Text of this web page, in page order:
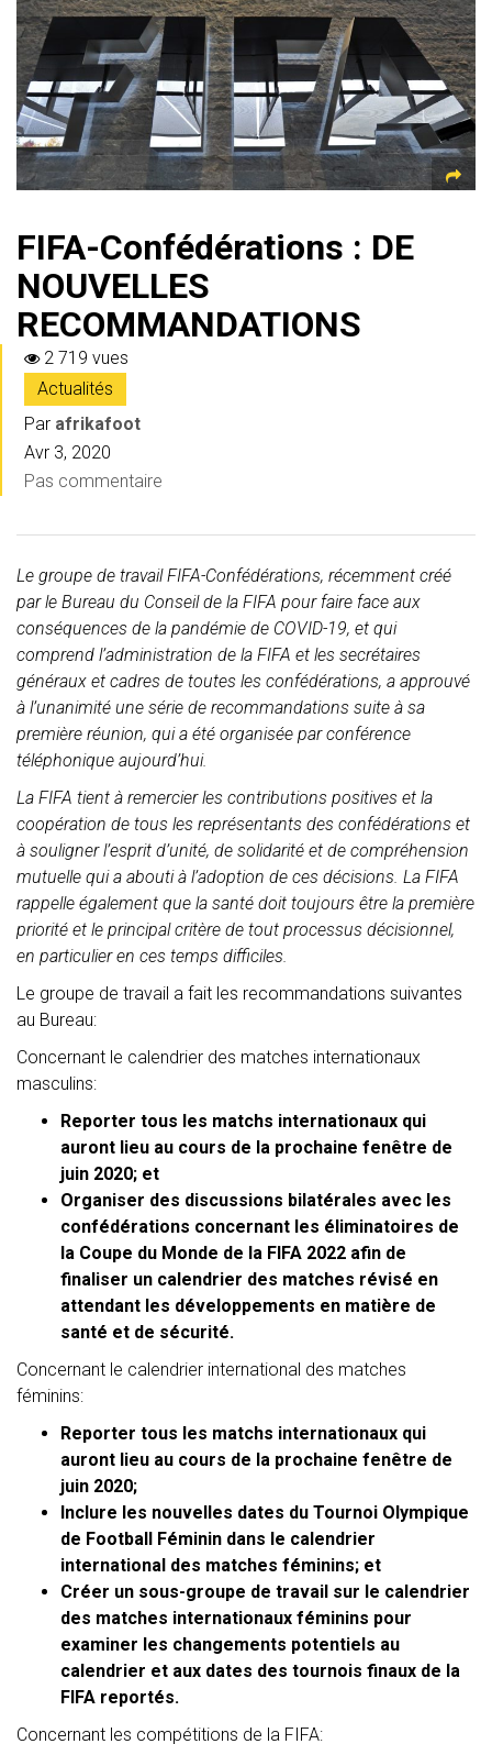
FIFA-Confédérations : DE
NOUVELLES
RECOMMANDATIONS
2 719 vues
Actualités
Par afrikafoot
Avr 3, 2020
Pas commentaire
Le groupe de travail FIFA-Confédérations, récemment créé
par le Bureau du Conseil de la FIFA pour faire face aux
conséquences de la pandémie de COVID-19, et qui
comprend l’administration de la FIFA et les secrétaires
généraux et cadres de toutes les confédérations, a approuvé
à l’unanimité une série de recommandations suite à sa
première réunion, qui a été organisée par conférence
téléphonique aujourd’hui.
La FIFA tient à remercier les contributions positives et la
coopération de tous les représentants des confédérations et
à souligner l’esprit d’unité, de solidarité et de compréhension
mutuelle qui a abouti à l’adoption de ces décisions. La FIFA
rappelle également que la santé doit toujours être la première
priorité et le principal critère de tout processus décisionnel,
en particulier en ces temps difficiles.
Le groupe de travail a fait les recommandations suivantes
au Bureau:
Concernant le calendrier des matches internationaux
masculins:
Reporter tous les matchs internationaux qui
auront lieu au cours de la prochaine fenêtre de
juin 2020; et
Organiser des discussions bilatérales avec les
confédérations concernant les éliminatoires de
la Coupe du Monde de la FIFA 2022 afin de
finaliser un calendrier des matches révisé en
attendant les développements en matière de
santé et de sécurité.
Concernant le calendrier international des matches
féminins:
Reporter tous les matchs internationaux qui
auront lieu au cours de la prochaine fenêtre de
juin 2020;
Inclure les nouvelles dates du Tournoi Olympique
de Football Féminin dans le calendrier
international des matches féminins; et
Créer un sous-groupe de travail sur le calendrier
des matches internationaux féminins pour
examiner les changements potentiels au
calendrier et aux dates des tournois finaux de la
FIFA reportés.
Concernant les compétitions de la FIFA: